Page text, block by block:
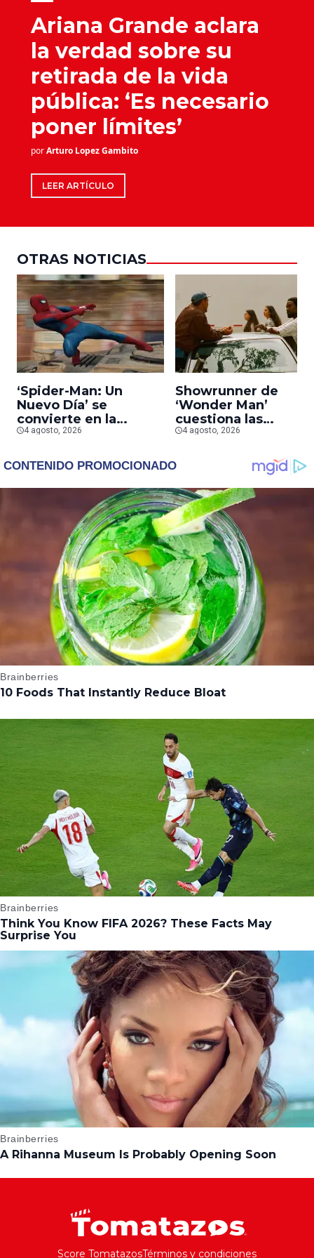
Ariana Grande aclara
la verdad sobre su
retirada de la vida
pública: ‘Es necesario
poner límites’
porArturo Lopez Gambito
LEER ARTÍCULO
OTRAS NOTICIAS
‘Spider-Man: Un
Nuevo Día’ se
convierte en la
segunda película que
los mil millones en
4 agosto, 2026
Showrunner de
‘Wonder Man’
cuestiona las
prioridades de
la serie
4 agosto, 2026
Score TomatazosTérminos y condiciones